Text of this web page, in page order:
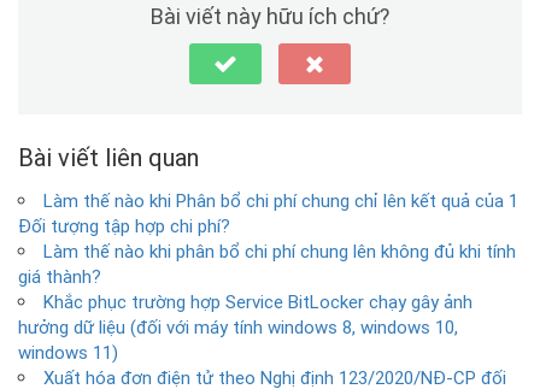
Bài viết này hữu ích chứ?
Bài viết liên quan
Làm thế nào khi Phân bổ chi phí chung chỉ lên kết quả của 1
Đối tượng tập hợp chi phí?
Làm thế nào khi phân bổ chi phí chung lên không đủ khi tính
giá thành?
Khắc phục trường hợp Service BitLocker chạy gây ảnh
hưởng dữ liệu (đối với máy tính windows 8, windows 10,
windows 11)
Xuất hóa đơn điện tử theo Nghị định 123/2020/NĐ-CP đối